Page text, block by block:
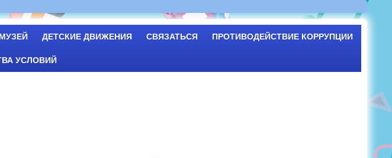
МУЗЕЙ ДЕТСКИЕ ДВИЖЕНИЯ СВЯЗАТЬСЯ ПРОТИВОДЕЙСТВИЕ КОРРУПЦИИ
УСЛОВИЙ